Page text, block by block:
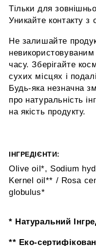
Тільки для
Уникайте контакту з
Не залишайте
часу. Зберігайте
сухих місцях і
Будь-яка незначна
про натуральність
на якість продукту.
ІНГРЕДІЄНТИ:
Olive oil*, Sodium
Kernel oil** / Rosa
globulus*
* Натуральний
** Еко-